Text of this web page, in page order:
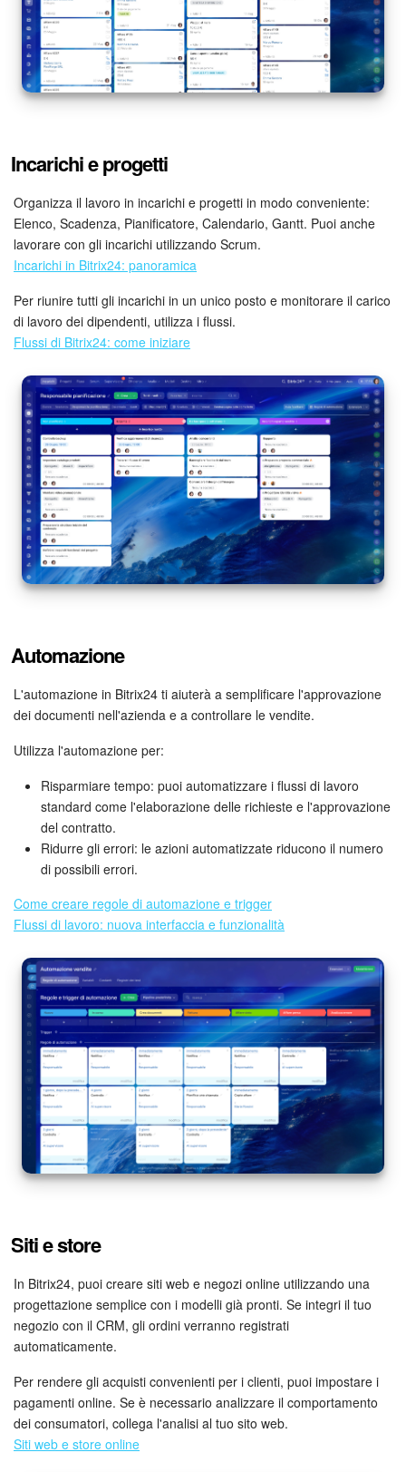
Incarichi e progetti
Organizza il lavoro in incarichi e progetti in modo conveniente:
Elenco, Scadenza, Pianificatore, Calendario, Gantt. Puoi anche
lavorare con gli incarichi utilizzando Scrum.
Incarichi in Bitrix24: panoramica
Per riunire tutti gli incarichi in un unico posto e monitorare il carico
di lavoro dei dipendenti, utilizza i flussi.
Flussi di Bitrix24: come iniziare
Automazione
L'automazione in Bitrix24 ti aiuterà a semplificare l'approvazione
dei documenti nell'azienda e a controllare le vendite.
Utilizza l'automazione per:
Risparmiare tempo: puoi automatizzare i flussi di lavoro
standard come l'elaborazione delle richieste e l'approvazione
del contratto.
Ridurre gli errori: le azioni automatizzate riducono il numero
di possibili errori.
Come creare regole di automazione e trigger
Flussi di lavoro: nuova interfaccia e funzionalità
Siti e store
In Bitrix24, puoi creare siti web e negozi online utilizzando una
progettazione semplice con i modelli già pronti. Se integri il tuo
negozio con il CRM, gli ordini verranno registrati
automaticamente.
Per rendere gli acquisti convenienti per i clienti, puoi impostare i
pagamenti online. Se è necessario analizzare il comportamento
dei consumatori, collega l'analisi al tuo sito web.
Siti web e store online